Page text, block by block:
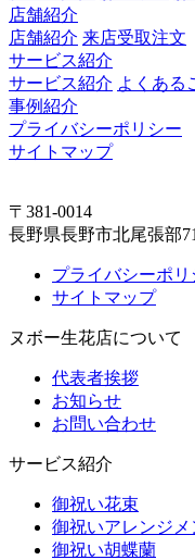
店舗紹介
店舗紹介 来店受取注文
サービス紹介
サービス紹介 よくある
事例紹介
プライバシーポリシー
サイトマップ
〒381-0014
長野県長野市北尾張部
プライバシーポリ
サイトマップ
ヌボー生花店について
代表者挨拶
お知らせ
お問い合わせ
サービス紹介
御祝い花束
御祝いアレンジメ
御祝い胡蝶蘭